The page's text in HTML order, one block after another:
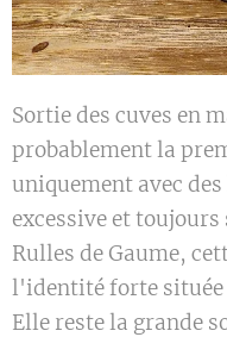
Sortie des cuves en
probablement la
uniquement avec
excessive et
Rulles de Gaume,
l'identité forte située
Elle reste la grande